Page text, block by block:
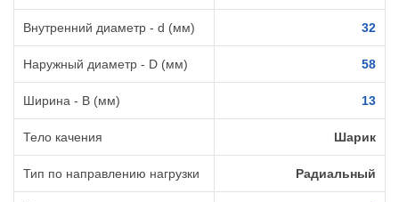
Внутренний диаметр - d (мм) 32
Наружный диаметр - D (мм) 58
Ширина - B (мм) 13
Тело качения Шарик
Тип по направлению нагрузки Радиальный